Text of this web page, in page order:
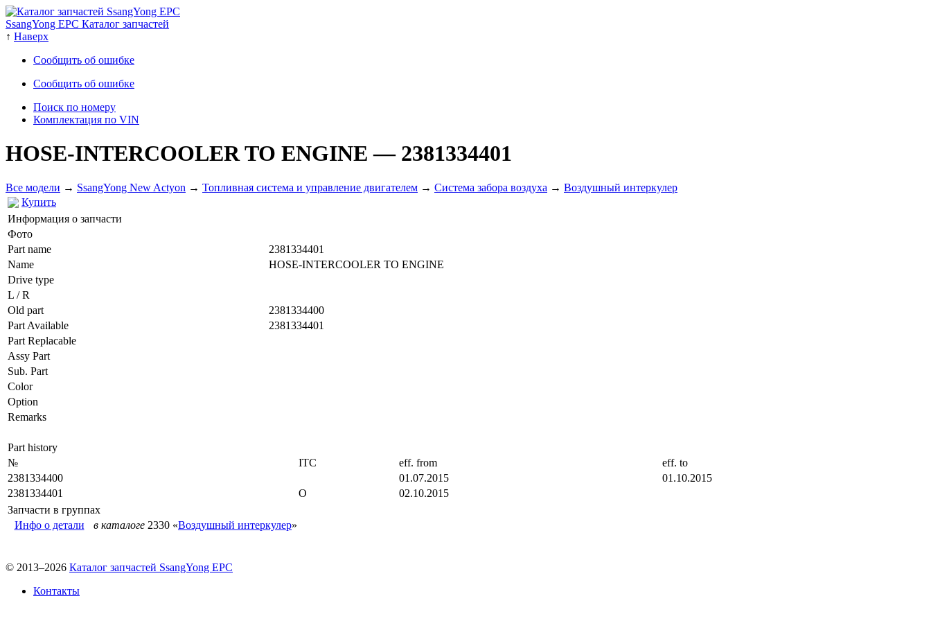
SsangYong EPC Каталог запчастей
↑ Наверх
Сообщить об ошибке
Сообщить об ошибке
Поиск по номеру
Комплектация по VIN
HOSE-INTERCOOLER TO ENGINE— 2381334401
Все модели → SsangYong New Actyon → Топливная система и управление двигателем → Система забора воздуха → Воздушный интеркулер
Купить
Информация о запчасти
Фото
Part name
2381334401
Name
HOSE-INTERCOOLER TO ENGINE
Drive type
L / R
Old part
2381334400
Part Available
2381334401
Part Replacable
Assy Part
Sub. Part
Color
Option
Remarks
Part history
№
ITC eff. from
eff. to
2381334400
01.07.2015
01.10.2015
2381334401
O
02.10.2015
Запчасти в группах
Инфо о детали
в каталоге 2330 «Воздушный интеркулер»
© 2013–2026 Каталог запчастей SsangYong EPC
Контакты